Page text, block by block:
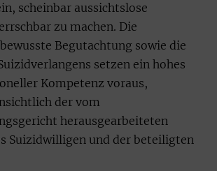
scheinbar aussichtslose
zu machen. Die
Begutachtung sowie die
setzen ein hohes
Kompetenz voraus,
der vom
herausgearbeiteten
Suizidwilligen und der beteiligten